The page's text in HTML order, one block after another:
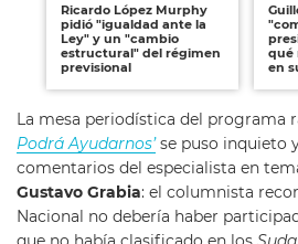
Ricardo López Murphy
pidió "igualdad ante la
Ley" y un "cambio
estructural" del régimen
previsional
qué
en
La mesa periodística del programa
Podrá Ayudarnos’se puso inquieto
comentarios del especialista en
Gustavo Grabia: el columnista
Nacional no debería haber